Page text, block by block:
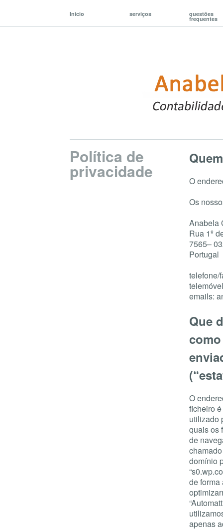
Início serviços questões
frequentes
Política de
privacidade
O
Os
Anabela
Rua 1º
7565–
Portugal
telefone/
emails:
Que
O
ficheiro
utilizado
quais os
de
chamado
domínio
de forma
apenas